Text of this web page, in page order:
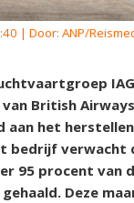
| Door: ANP/
British
aan het
bedrijf verwacht
95 procent van
Deze